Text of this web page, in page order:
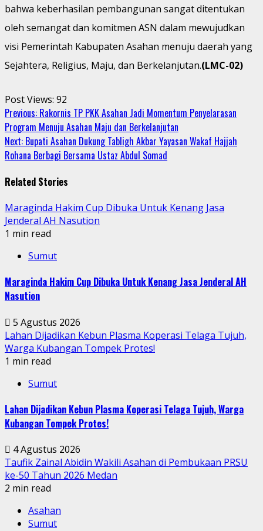
bahwa keberhasilan pembangunan sangat ditentukan
oleh semangat dan komitmen ASN dalam mewujudkan
visi Pemerintah Kabupaten Asahan menuju daerah yang
Sejahtera, Religius, Maju, dan Berkelanjutan.(LMC-02)
Post Views: 92
Continue
Reading
Previous: Rakornis TP PKK Asahan Jadi Momentum Penyelarasan
Program Menuju Asahan Maju dan Berkelanjutan
Next: Bupati Asahan Dukung Tabligh Akbar Yayasan Wakaf Hajjah
Rohana Berbagi Bersama Ustaz Abdul Somad
Related Stories
Maraginda Hakim Cup Dibuka Untuk Kenang Jasa
Jenderal AH Nasution
1 min read
Sumut
Maraginda Hakim Cup Dibuka Untuk Kenang Jasa Jenderal AH
Nasution
5 Agustus 2026
Lahan Dijadikan Kebun Plasma Koperasi Telaga Tujuh,
Warga Kubangan Tompek Protes!
1 min read
Sumut
Lahan Dijadikan Kebun Plasma Koperasi Telaga Tujuh, Warga
Kubangan Tompek Protes!
4 Agustus 2026
Taufik Zainal Abidin Wakili Asahan di Pembukaan PRSU
ke-50 Tahun 2026 Medan
2 min read
Asahan
Sumut